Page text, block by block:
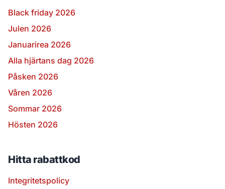
Black friday 2026
Julen 2026
Januarirea 2026
Alla hjärtans dag 2026
Påsken 2026
Våren 2026
Sommar 2026
Hösten 2026
Hitta rabattkod
Integritetspolicy